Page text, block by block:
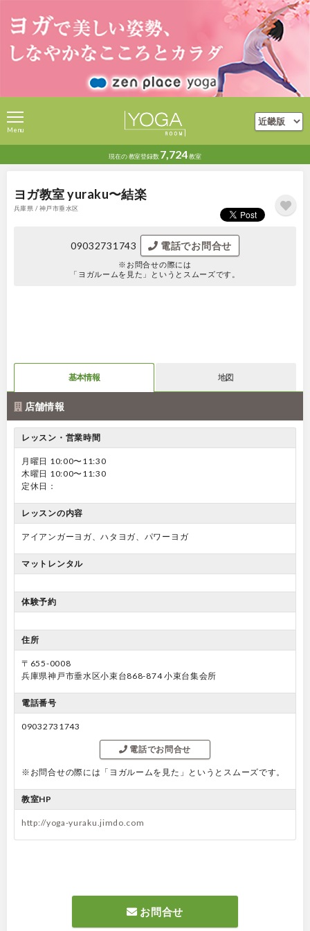
現在の教室登録数 7,724教室
Menu
ヨガ教室 yuraku〜結楽
兵庫県 / 神戸市垂水区
09032731743 電話でお問合せ
※お問合せの際には
「ヨガルームを見た」というとスムーズです。
基本情報 地図
店舗情報
レッスン・営業時間
月曜日 10:00〜11:30
木曜日 10:00〜11:30
定休日：
レッスンの内容
アイアンガーヨガ、ハタヨガ、パワーヨガ
マットレンタル
体験予約
住所
〒655-0008
兵庫県神戸市垂水区小束台868-874 小束台集会所
電話番号
09032731743
電話でお問合せ
※お問合せの際には「ヨガルームを見た」というとスムーズです。
教室HP
http://yoga-yuraku.jimdo.com
お問合せ